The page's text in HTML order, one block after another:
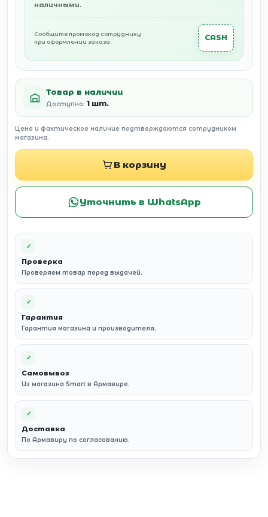
наличными.
Сообщите промокод сотруднику
при оформлении заказа
CASH
Товар в наличии
Доступно: 1 шт.
Цена и фактическое наличие подтверждаются сотрудником
магазина.
В корзину
Уточнить в WhatsApp
✓
Проверка
Проверяем товар перед выдачей.
✓
Гарантия
Гарантия магазина и производителя.
✓
Самовывоз
Из магазина Smart в Армавире.
✓
Доставка
По Армавиру по согласованию.